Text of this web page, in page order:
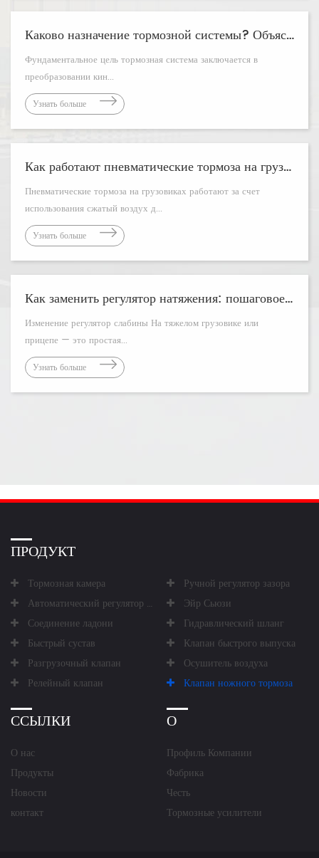
Каково назначение тормозной системы? Объяснение основных функций
Фундаментальное цель тормозная система заключается в
преобразовании кин...
Узнать больше
Как работают пневматические тормоза на грузовиках?
Пневматические тормоза на грузовиках работают за счет
использования сжатый воздух д...
Узнать больше
Как заменить регулятор натяжения: пошаговое руководство
Изменение регулятор слабины На тяжелом грузовике или
прицепе — это простая...
Узнать больше
ПРОДУКТ
Тормозная камера
Ручной регулятор зазора
Автоматический регулятор зазора
Эйр Сьюзи
Соединение ладони
Гидравлический шланг
Быстрый сустав
Клапан быстрого выпуска
Разгрузочный клапан
Осушитель воздуха
Релейный клапан
Клапан ножного тормоза
ССЫЛКИ
О нас
Продукты
Новости
контакт
О
Профиль Компании
Фабрика
Честь
Тормозные усилители